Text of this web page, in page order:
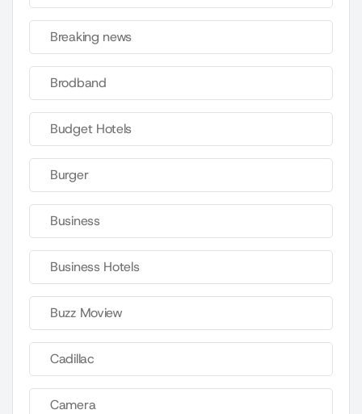
Breaking news
Brodband
Budget Hotels
Burger
Business
Business Hotels
Buzz Moview
Cadillac
Camera